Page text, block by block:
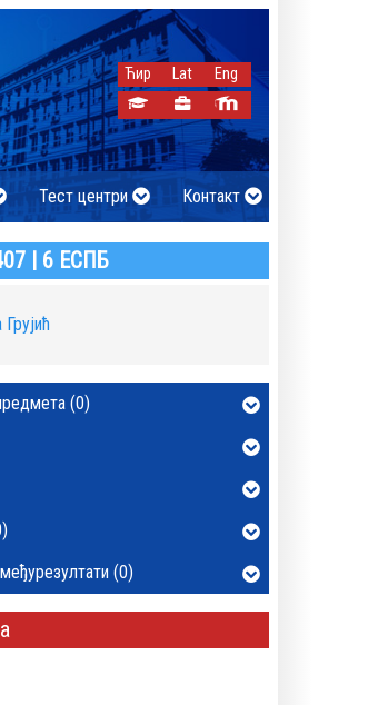
Ћир Lat Eng
Тест центри Контакт
| 6 ЕСПБ
(0)
(0)